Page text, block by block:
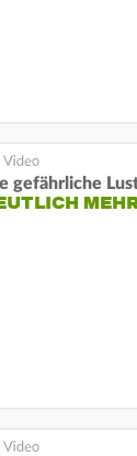
gefährliche